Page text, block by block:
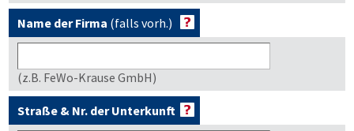
Name der Firma (falls vorh.)
(z.B. FeWo-Krause GmbH)
Straße & Nr. der Unterkunft